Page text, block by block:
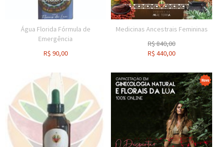
Água Florida Fórmula de
Emergência
R$ 90,00
Medicinas Ancestrais Femininas
R$840,00
R$ 440,00